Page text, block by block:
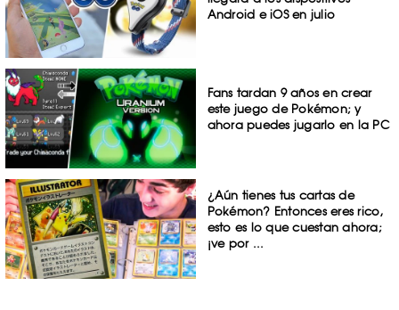
Android e iOS en julio
Fans tardan 9 años en crear
este juego de Pokémon; y
ahora puedes jugarlo en la PC
¿Aún tienes tus cartas de
Pokémon? Entonces eres rico,
esto es lo que cuestan ahora;
¡ve por ...